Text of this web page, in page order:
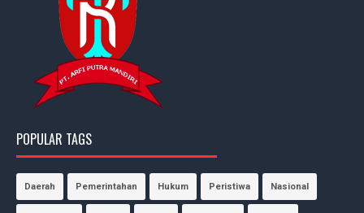
POPULAR TAGS
Daerah Pemerintahan Hukum Peristiwa Nasional